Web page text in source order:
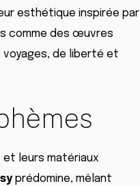
esthétique inspirée par
comme des œuvres
voyages, de liberté et
et leurs matériaux
prédomine, mêlant